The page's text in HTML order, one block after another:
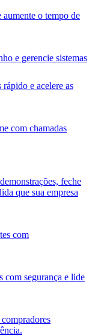
aumente o tempo de
e gerencie sistemas
e acelere as
com chamadas
feche
que sua empresa
com
com segurança e lide